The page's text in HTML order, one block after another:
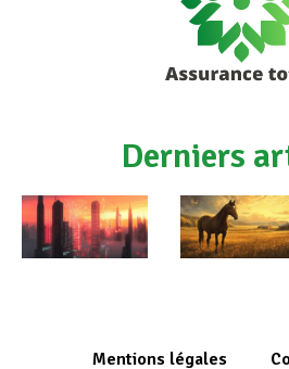
Derniers
Mentions légales